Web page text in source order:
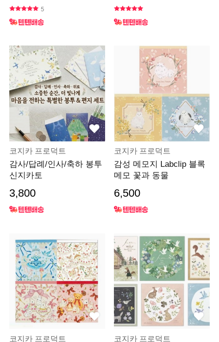
5
코지카 프로덕트
감사/답례/인사/축하 봉투
신지카토
3,800
코지카 프로덕트
감성 메모지 Labclip 블록
메모 꽃과 동물
6,500
코지카 프로덕트 코지카 프로덕트